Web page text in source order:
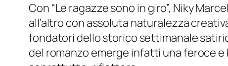
Con “Le ragazze sono in giro”, Niky
all’altro con assoluta naturalezza
fondatori dello storico settimanale
del romanzo emerge infatti una feroce